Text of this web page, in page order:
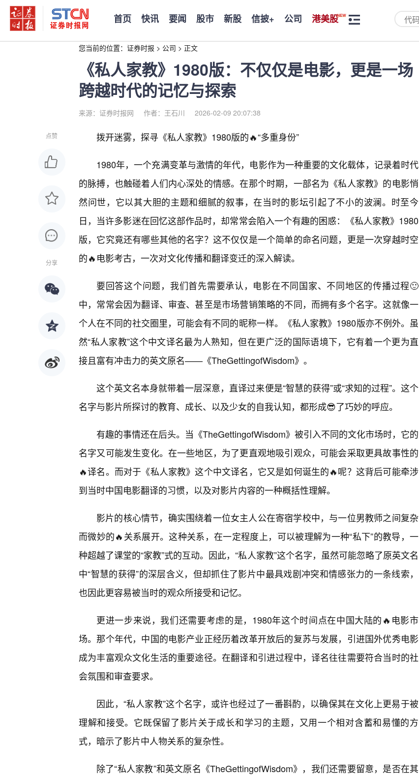
首页 快讯 要闻 股市 新股 信披+ 公司 港美股
您当前的位置： 证券时报 > 公司 > 正文
《私人家教》1980版：不仅仅是电影，更是一场
跨越时代的记忆与探索
来源：证券时报网 作者：王石川 2026-02-09 20:07:38
点赞
分享
拨开迷雾，探寻《私人家教》1980版的🔥“多重身份”
1980年，一个充满变革与激情的年代，电影作为一种重要的文化载体，记录着时代
的脉搏，也触碰着人们内心深处的情感。在那个时期，一部名为《私人家教》的电影悄
然问世，它以其大胆的主题和细腻的叙事，在当时的影坛引起了不小的波澜。时至今
日，当许多影迷在回忆这部作品时，却常常会陷入一个有趣的困惑：《私人家教》1980
版，它究竟还有哪些其他的名字？这不仅仅是一个简单的命名问题，更是一次穿越时空
的🔥电影考古，一次对文化传播和翻译变迁的深入解读。
要回答这个问题，我们首先需要承认，电影在不同国家、不同地区的传播过程🙂
中，常常会因为翻译、审查、甚至是市场营销策略的不同，而拥有多个名字。这就像一
个人在不同的社交圈里，可能会有不同的昵称一样。《私人家教》1980版亦不例外。虽
然“私人家教”这个中文译名最为人熟知，但在更广泛的国际语境下，它有着一个更为直
接且富有冲击力的英文原名——《TheGettingofWisdom》。
这个英文名本身就带着一层深意，直译过来便是“智慧的获得”或“求知的过程”。这个
名字与影片所探讨的教育、成长、以及少女的自我认知，都形成😎了巧妙的呼应。
有趣的事情还在后头。当《TheGettingofWisdom》被引入不同的文化市场时，它的
名字又可能发生变化。在一些地区，为了更直观地吸引观众，可能会采取更具故事性的
🔥译名。而对于《私人家教》这个中文译名，它又是如何诞生的🔥呢？这背后可能牵涉
到当时中国电影翻译的习惯，以及对影片内容的一种概括性理解。
影片的核心情节，确实围绕着一位女主人公在寄宿学校中，与一位男教师之间复杂
而微妙的🔥关系展开。这种关系，在一定程度上，可以被理解为一种“私下”的教导，一
种超越了课堂的“家教”式的互动。因此，“私人家教”这个名字，虽然可能忽略了原英文名
中“智慧的获得”的深层含义，但却抓住了影片中最具戏剧冲突和情感张力的一条线索，
也因此更容易被当时的观众所接受和记忆。
更进一步来说，我们还需要考虑的是，1980年这个时间点在中国大陆的🔥电影市
场。那个年代，中国的电影产业正经历着改革开放后的复苏与发展，引进国外优秀电影
成为丰富观众文化生活的重要途径。在翻译和引进过程中，译名往往需要符合当时的社
会氛围和审查要求。
因此，“私人家教”这个名字，或许也经过了一番斟酌，以确保其在文化上更易于被
理解和接受。它既保留了影片关于成长和学习的主题，又用一个相对含蓄和易懂的方
式，暗示了影片中人物关系的复杂性。
除了“私人家教”和英文原名《TheGettingofWisdom》，我们还需要留意，是否在其